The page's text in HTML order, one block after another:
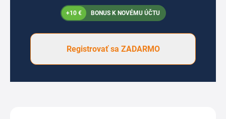
+10 € BONUS K NOVÉMU ÚČTU
Registrovať sa ZADARMO